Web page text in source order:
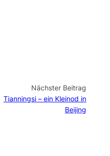
Nächster Beitrag
Tianningsi – ein Kleinod in
Beijing